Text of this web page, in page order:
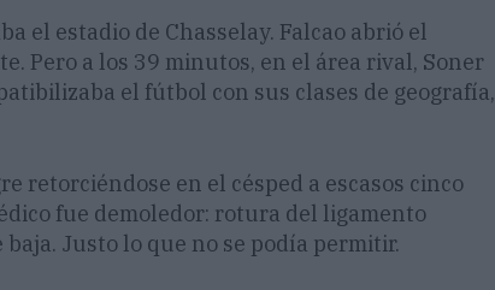
el estadio de Chasselay. Falcao abrió el
Pero a los 39 minutos, en el área rival, Soner
el fútbol con sus clases de geografía,
retorciéndose en el césped a escasos cinco
fue demoledor: rotura del ligamento
Justo lo que no se podía permitir.